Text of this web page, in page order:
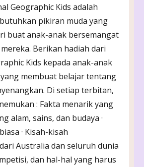
Geographic Kids adalah
pikiran muda yang
buat anak-anak bersemangat
Berikan hadiah dari
Kids kepada anak-anak
membuat belajar tentang
Di setiap terbitan,
: Fakta menarik yang
alam, sains, dan budaya ·
· Kisah-kisah
Australia dan seluruh dunia
dan hal-hal yang harus